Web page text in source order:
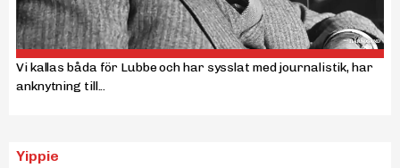
Vi kallas båda för Lubbe och har sysslat med journalistik, har
anknytning till...
Yippie